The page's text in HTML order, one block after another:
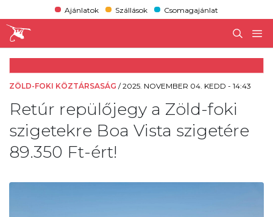
Ajánlatok Szállások Csomagajánlat
ZÖLD-FOKI KÖZTÁRSASÁG /2025. NOVEMBER 04. KEDD - 14:43
Retúr repülőjegy a Zöld-foki
szigetekre Boa Vista szigetére
89.350 Ft-ért!